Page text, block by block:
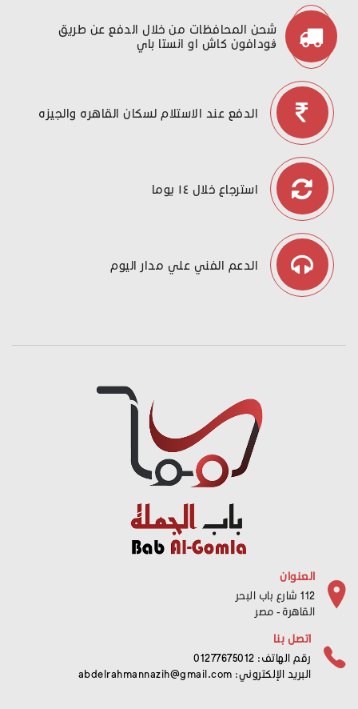
شحن المحافظات من خلال الدفع عن طريق
ڤودافون كاش او انستا باي
الدفع عند الاستلام لسكان القاهره والجيزه
استرجاع خلال ١٤ يوما
الدعم الفني علي مدار اليوم
العنوان
112 شارع باب البحر
القاهرة - مصر
اتصل بنا
رقم الهاتف: 01277675012
البريد الإلكتروني: abdelrahmannazih@gmail.com